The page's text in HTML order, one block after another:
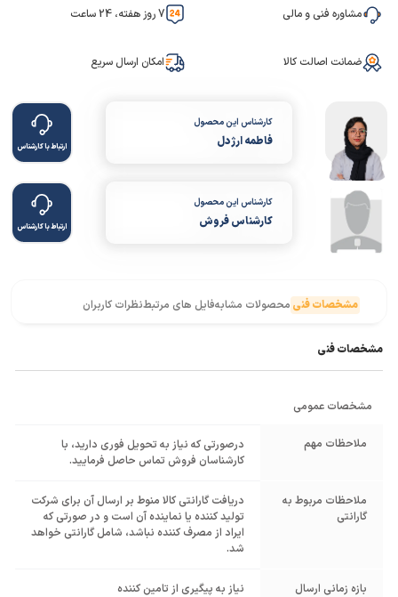
مشاوره فنی و مالی 7 روز هفته، 24 ساعت
ضمانت اصالت کالا امکان ارسال سریع
کارشناس این محصول
فاطمه ارژدل ارتباط با کارشناس
کارشناس این محصول
کارشناس فروش ارتباط با کارشناس
مشخصات فنی محصولات مشابهفایل های مرتبطنظرات کاربران
مشخصات فنی
مشخصات عمومی
ملاحظات مهم
درصورتی که نیاز به تحویل فوری دارید، با
کارشناسان فروش تماس حاصل فرمایید.
ملاحظات مربوط به
گارانتی
دریافت گارانتی کالا منوط بر ارسال آن برای شرکت
تولید کننده یا نماینده آن است و در صورتی که
ایراد از مصرف کننده نباشد، شامل گارانتی خواهد
شد.
بازه زمانی ارسال نیاز به پیگیری از تامین کننده